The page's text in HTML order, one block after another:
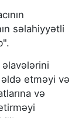
səlahiyyətli
əlavələrini
əldə etməyi və
və